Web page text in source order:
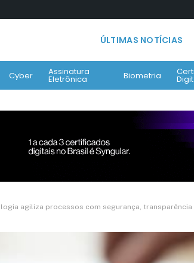
ÚLTIMAS NOTÍCIAS
Cyber Assinatura
Eletrônica Biometria
agiliza processos com segurança,